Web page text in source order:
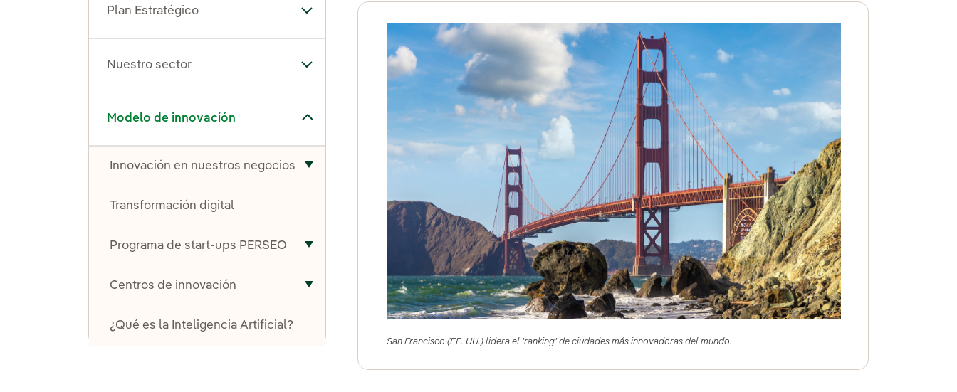
Plan Estratégico Alternar el submenú para Plan Estratégico
Nuestro sector Alternar el submenú para Nuestro sector
Modelo de innovación
Alternar el submenú para Modelo de innovación
Innovación en nuestros negocios
Alternar el submenú para Innovación en nuestros negocios
Transformación digital
Programa de start-ups PERSEO
Alternar el submenú para Programa de start-ups PERSEO
Centros de innovación
Alternar el submenú para Centros de innovación
¿Qué es la Inteligencia Artificial?
San Francisco (EE. UU.) lidera el 'ranking' de ciudades más innovadoras del mundo.